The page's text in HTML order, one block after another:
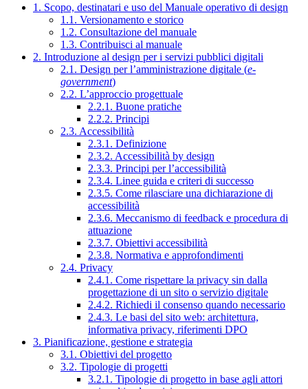
1. Scopo, destinatari e uso del Manuale operativo di design
1.1. Versionamento e storico
1.2. Consultazione del manuale
1.3. Contribuisci al manuale
2. Introduzione al design per i servizi pubblici digitali
2.1. Design per l’amministrazione digitale (e-
government)
2.2. L’approccio progettuale
2.2.1. Buone pratiche
2.2.2. Principi
2.3. Accessibilità
2.3.1. Definizione
2.3.2. Accessibilità by design
2.3.3. Principi per l’accessibilità
2.3.4. Linee guida e criteri di successo
2.3.5. Come rilasciare una dichiarazione di
accessibilità
2.3.6. Meccanismo di feedback e procedura di
attuazione
2.3.7. Obiettivi accessibilità
2.3.8. Normativa e approfondimenti
2.4. Privacy
2.4.1. Come rispettare la privacy sin dalla
progettazione di un sito o servizio digitale
2.4.2. Richiedi il consenso quando necessario
2.4.3. Le basi del sito web: architettura,
informativa privacy, riferimenti DPO
3. Pianificazione, gestione e strategia
3.1. Obiettivi del progetto
3.2. Tipologie di progetti
3.2.1. Tipologie di progetto in base agli attori